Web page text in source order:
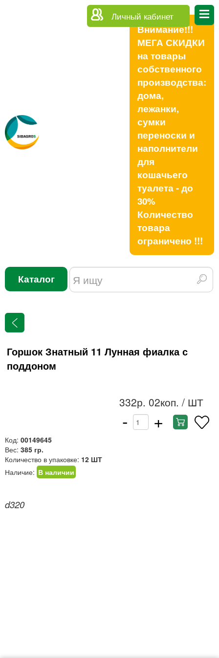
Личный кабинет
Внимание!!!
МЕГА СКИДКИ
на товары
собственного
производства:
дома,
лежанки,
сумки
переноски и
наполнители
для
кошачьего
туалета - до
30%
Количество
товара
ограничено !!!
Каталог
Горшок Знатный 11 Лунная фиалка с
поддоном
332р. 02коп. / ШТ
- +
Код: 00149645
Вес: 385 гр.
Количество в упаковке: 12 ШТ
Наличие: В наличии
d320